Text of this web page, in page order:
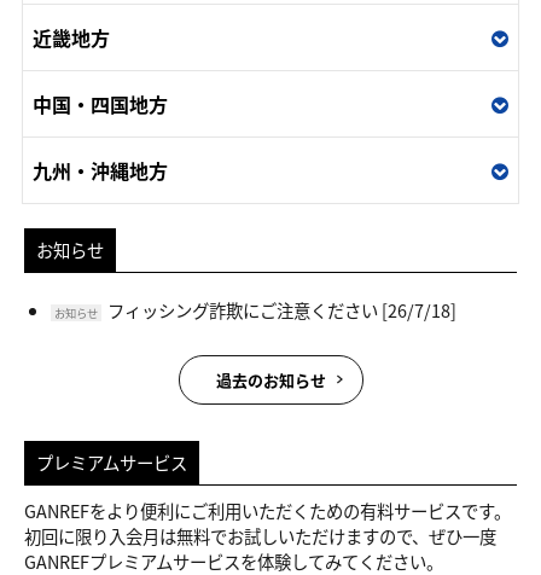
近畿地方
中国・四国地方
九州・沖縄地方
お知らせ
お知らせ フィッシング詐欺にご注意ください[26/7/18]
過去のお知らせ
プレミアムサービス
GANREFをより便利にご利用いただくための有料サービスです。
初回に限り入会月は無料でお試しいただけますので、ぜひ一度
GANREFプレミアムサービスを体験してみてください。